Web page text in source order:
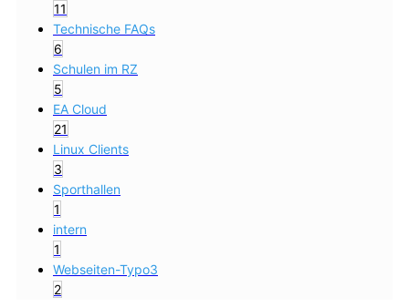
11
Technische FAQs
6
Schulen im RZ
5
EA Cloud
21
Linux Clients
3
Sporthallen
1
intern
1
Webseiten-Typo3
2